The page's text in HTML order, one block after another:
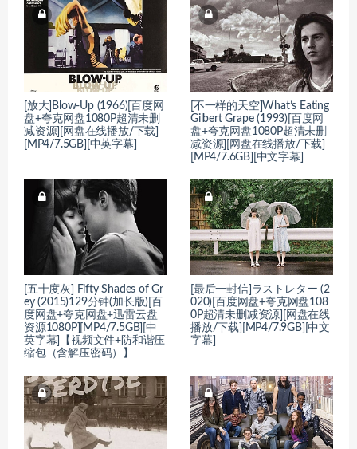
[放大]Blow-Up (1966)[百度网
盘+夸克网盘1080P超清未删
减资源][网盘在线播放/下载]
[MP4/7.5GB][中英字幕]
[不一样的天空]What’s Eating
Gilbert Grape (1993)[百度网
盘+夸克网盘1080P超清未删
减资源][网盘在线播放/下载]
[MP4/7.6GB][中文字幕]
[五十度灰] Fifty Shades of Gr
ey (2015)129分钟(加长版)[百
度网盘+夸克网盘+迅雷云盘
资源1080P][MP4/7.5GB][中
英字幕]【视频文件+防和谐压
缩包（含解压密码）】
[最后一封信]ラストレター (2
020)[百度网盘+夸克网盘108
0P超清未删减资源][网盘在线
播放/下载][MP4/7.9GB][中文
字幕]